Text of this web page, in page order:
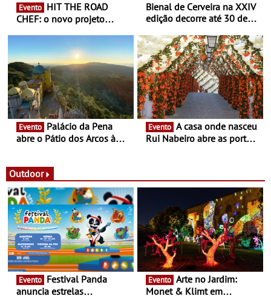
Evento
CHEF: o novo projeto
Queiroz Ribeiro - Um novo
conceito gastronómico
itinerante que percorre
Portugal
Bienal de Cerveira na XXIV
edição decorre até 30 de
enquanto “Territórios sem
Fronteira”
Evento
abre o Pátio dos Arcos à
Evento
Rui Nabeiro abre as portas
16 de agosto
Outdoor
Evento
anuncia estrelas
Evento
Monet & Klimt em